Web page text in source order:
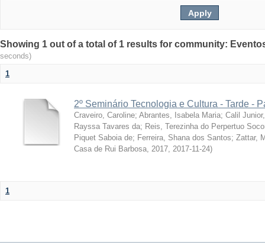
Showing 1 out of a total of 1 results for community:
seconds)
1
2º Seminário Tecnologia e Cultura - Tarde -
Craveiro, Caroline; Abrantes, Isabela Maria; Calil
Rayssa Tavares da; Reis, Terezinha do Perpertuo
Piquet Saboia de; Ferreira, Shana dos Santos; Zattar,
Casa de Rui Barbosa, 2017, 2017-11-24)
1